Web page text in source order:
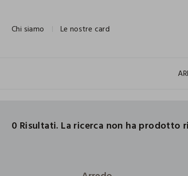
Chi siamo Le nostre card
0 Risultati. La ricerca non ha prodotto